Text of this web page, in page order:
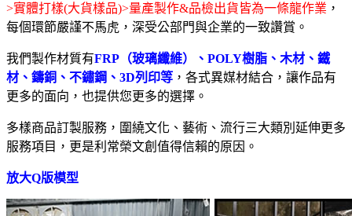
>實體打樣(大貨樣品)>量產製作&品檢出貨皆為一條龍作業 ，
每個環節嚴謹不馬虎，深受公部門與企業的一致讚賞。
我們製作材質有FRP（玻璃纖維）、POLY樹脂、木材、鐵
材、鑄銅、不鏽鋼、3D列印等 ，各式異媒材結合，讓作品有
更多的面向，也提供您更多的選擇。
多樣商品訂製服務，圍繞文化、藝術、流行三大類別延伸更多
服務項目，更是利常榮文創值得信賴的原因。
放大Q版模型